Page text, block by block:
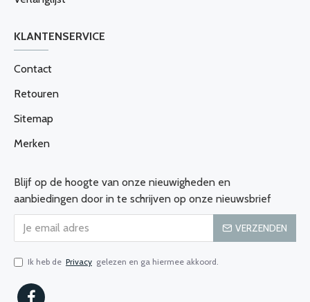
KLANTENSERVICE
Contact
Retouren
Sitemap
Merken
Blijf op de hoogte van onze nieuwigheden en
aanbiedingen door in te schrijven op onze nieuwsbrief
VERZENDEN
Ik heb de Privacy gelezen en ga hiermee akkoord.